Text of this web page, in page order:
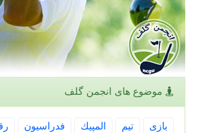
موضوع های انجمن گلف
بازی تیم المپیك فدراسیون